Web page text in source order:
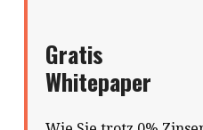
Gratis
Whitepaper